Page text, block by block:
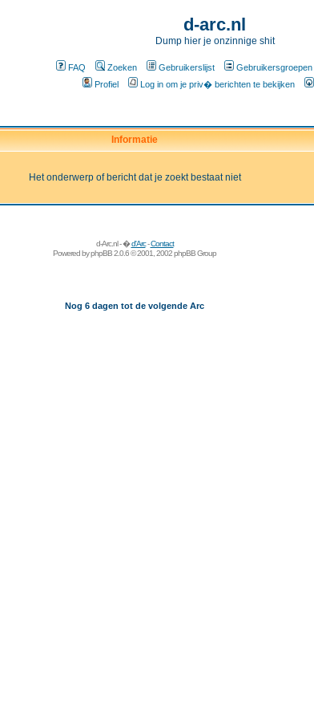
d-arc.nl
Dump hier je onzinnige shit
FAQ Zoeken Gebruikerslijst Gebruikersgroepen
Profiel
Log in om je priv� berichten te bekijken
Informatie
Het onderwerp of bericht dat je zoekt bestaat niet
d-Arc.nl - �d'Arc-Contact
Powered byphpBB2.0.6 © 2001, 2002 phpBB Group
Nog 6 dagen tot de volgende Arc